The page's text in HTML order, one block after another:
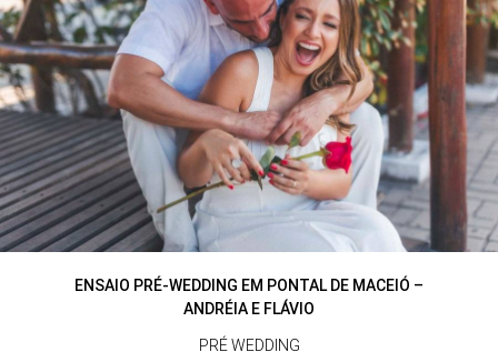
ENSAIO PRÉ-WEDDING EM PONTAL DE MACEIÓ –
ANDRÉIA E FLÁVIO
PRÉ WEDDING